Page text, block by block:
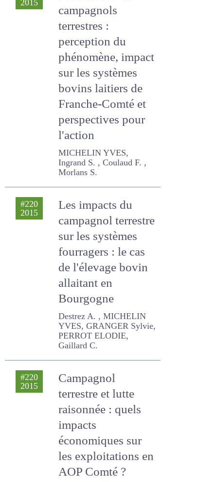
#220
Pullulations de
campagnols
terrestres :
perception du
phénomène,
impact sur les
systèmes bovins
laitiers de Franche-
Comté et
perspectives pour
l'action
Les impacts du
campagnol
terrestre sur les
systèmes
fourragers : le cas
de l'élevage bovin
allaitant en
Bourgogne
Destrez A. , MICHELIN
YVES, GRANGER Sylvie,
PERROT ELODIE, Gaillard C.
Campagnol
terrestre et lutte
raisonnée : quels
impacts
économiques sur